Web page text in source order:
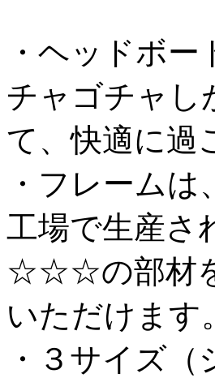
・ヘッドボ
チャゴチャし
て、快適に過
・フレーム
工場で生産さ
☆☆☆の部材を
いただけます。
・３サイズ